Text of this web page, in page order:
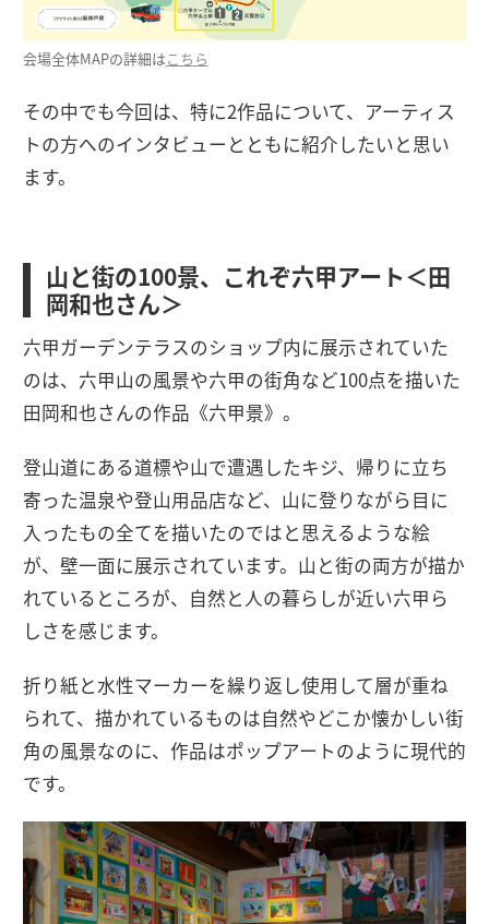
会場全体MAPの詳細はこちら
その中でも今回は、特に2作品について、アーティス
トの方へのインタビューとともに紹介したいと思い
ます。
山と街の100景、これぞ六甲アート＜田
岡和也さん＞
六甲ガーデンテラスのショップ内に展示されていた
のは、六甲山の風景や六甲の街角など100点を描いた
田岡和也さんの作品《六甲景》。
登山道にある道標や山で遭遇したキジ、帰りに立ち
寄った温泉や登山用品店など、山に登りながら目に
入ったもの全てを描いたのではと思えるような絵
が、壁一面に展示されています。山と街の両方が描か
れているところが、自然と人の暮らしが近い六甲ら
しさを感じます。
折り紙と水性マーカーを繰り返し使用して層が重ね
られて、描かれているものは自然やどこか懐かしい街
角の風景なのに、作品はポップアートのように現代的
です。